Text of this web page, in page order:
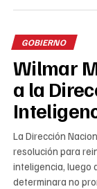
GOBIERNO
Wilmar
a la
La Dirección
resolución para
inteligencia, luego
determinara no